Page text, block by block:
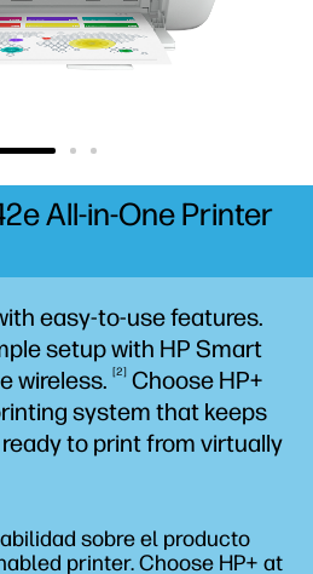
easy-to-use features.
setup with HP Smart
wireless. 2
Choose HP+
system that keeps
to print from virtually
sobre el producto
printer. Choose HP+ at
All-in-One Printer